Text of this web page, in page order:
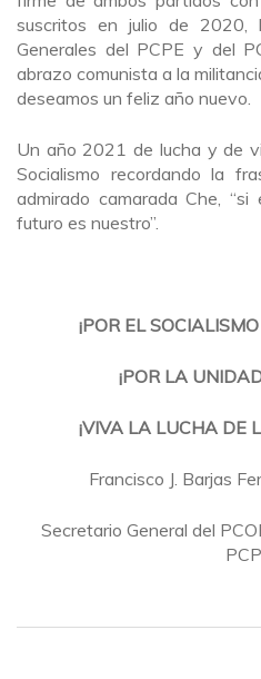
suscritos en julio de 2020,
Generales del PCPE y del
abrazo comunista a la
deseamos un feliz año nuevo.
Un año 2021 de lucha y de
Socialismo recordando la
admirado camarada Che,
futuro es nuestro”.
¡POR EL
¡POR LA
¡VIVA LA LUCHA DE
Francisco J. Barjas
Secretario General del